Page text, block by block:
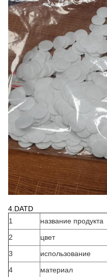
4.DATD
1
название продукта
2
цвет
3
использование
4
материал